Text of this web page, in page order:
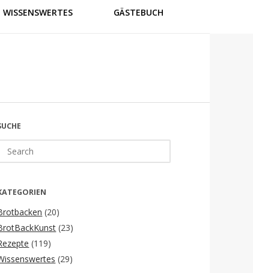
WISSENSWERTES GÄSTEBUCH
for:
(20)
(23)
(119)
(29)